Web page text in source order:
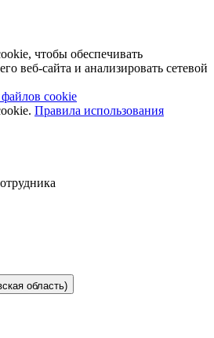
чтобы обеспечивать
веб-сайта и анализировать сетевой
cookie
Правила использования
область)